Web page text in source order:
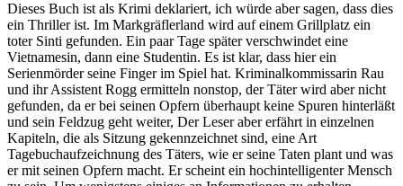
Dieses Buch ist als Krimi deklariert, ich würde aber sagen, dass dies
ein Thriller ist. Im Markgräflerland wird auf einem Grillplatz ein
toter Sinti gefunden. Ein paar Tage später verschwindet eine
Vietnamesin, dann eine Studentin. Es ist klar, dass hier ein
Serienmörder seine Finger im Spiel hat. Kriminalkommissarin Rau
und ihr Assistent Rogg ermitteln nonstop, der Täter wird aber nicht
gefunden, da er bei seinen Opfern überhaupt keine Spuren hinterläßt
und sein Feldzug geht weiter, Der Leser aber erfährt in einzelnen
Kapiteln, die als Sitzung gekennzeichnet sind, eine Art
Tagebuchaufzeichnung des Täters, wie er seine Taten plant und was
er mit seinen Opfern macht. Er scheint ein hochintelligenter Mensch